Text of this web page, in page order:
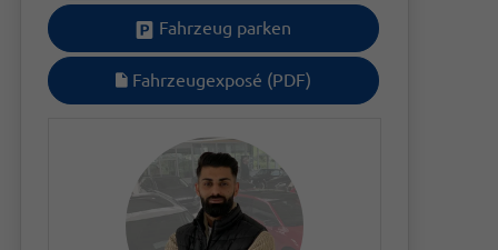
Fahrzeug parken
Fahrzeugexposé (PDF)